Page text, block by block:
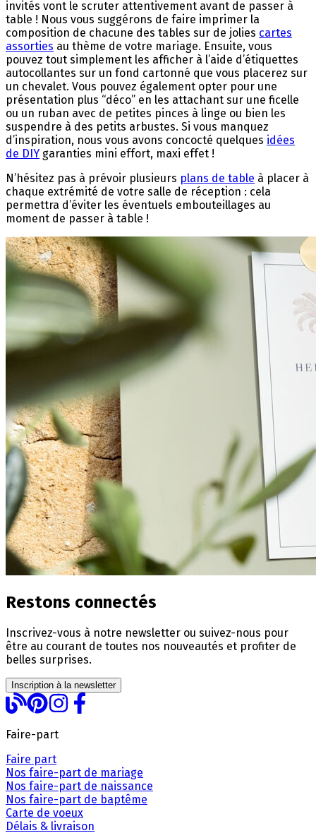
invités vont le scruter attentivement avant de passer à
table ! Nous vous suggérons de faire imprimer la
composition de chacune des tables sur de jolies cartes
assorties au thème de votre mariage. Ensuite, vous
pouvez tout simplement les afficher à l’aide d’étiquettes
autocollantes sur un fond cartonné que vous placerez sur
un chevalet. Vous pouvez également opter pour une
présentation plus “déco” en les attachant sur une ficelle
ou un ruban avec de petites pinces à linge ou bien les
suspendre à des petits arbustes. Si vous manquez
d’inspiration, nous vous avons concocté quelques idées
de DIY garanties mini effort, maxi effet !
N’hésitez pas à prévoir plusieurs plans de table à placer à
chaque extrémité de votre salle de réception : cela
permettra d’éviter les éventuels embouteillages au
moment de passer à table !
Restons connectés
Inscrivez-vous à notre newsletter ou suivez-nous pour
être au courant de toutes nos nouveautés et profiter de
belles surprises.
Inscription à la newsletter
Faire-part
Faire part
Nos faire-part de mariage
Nos faire-part de naissance
Nos faire-part de baptême
Carte de voeux
Délais & livraison